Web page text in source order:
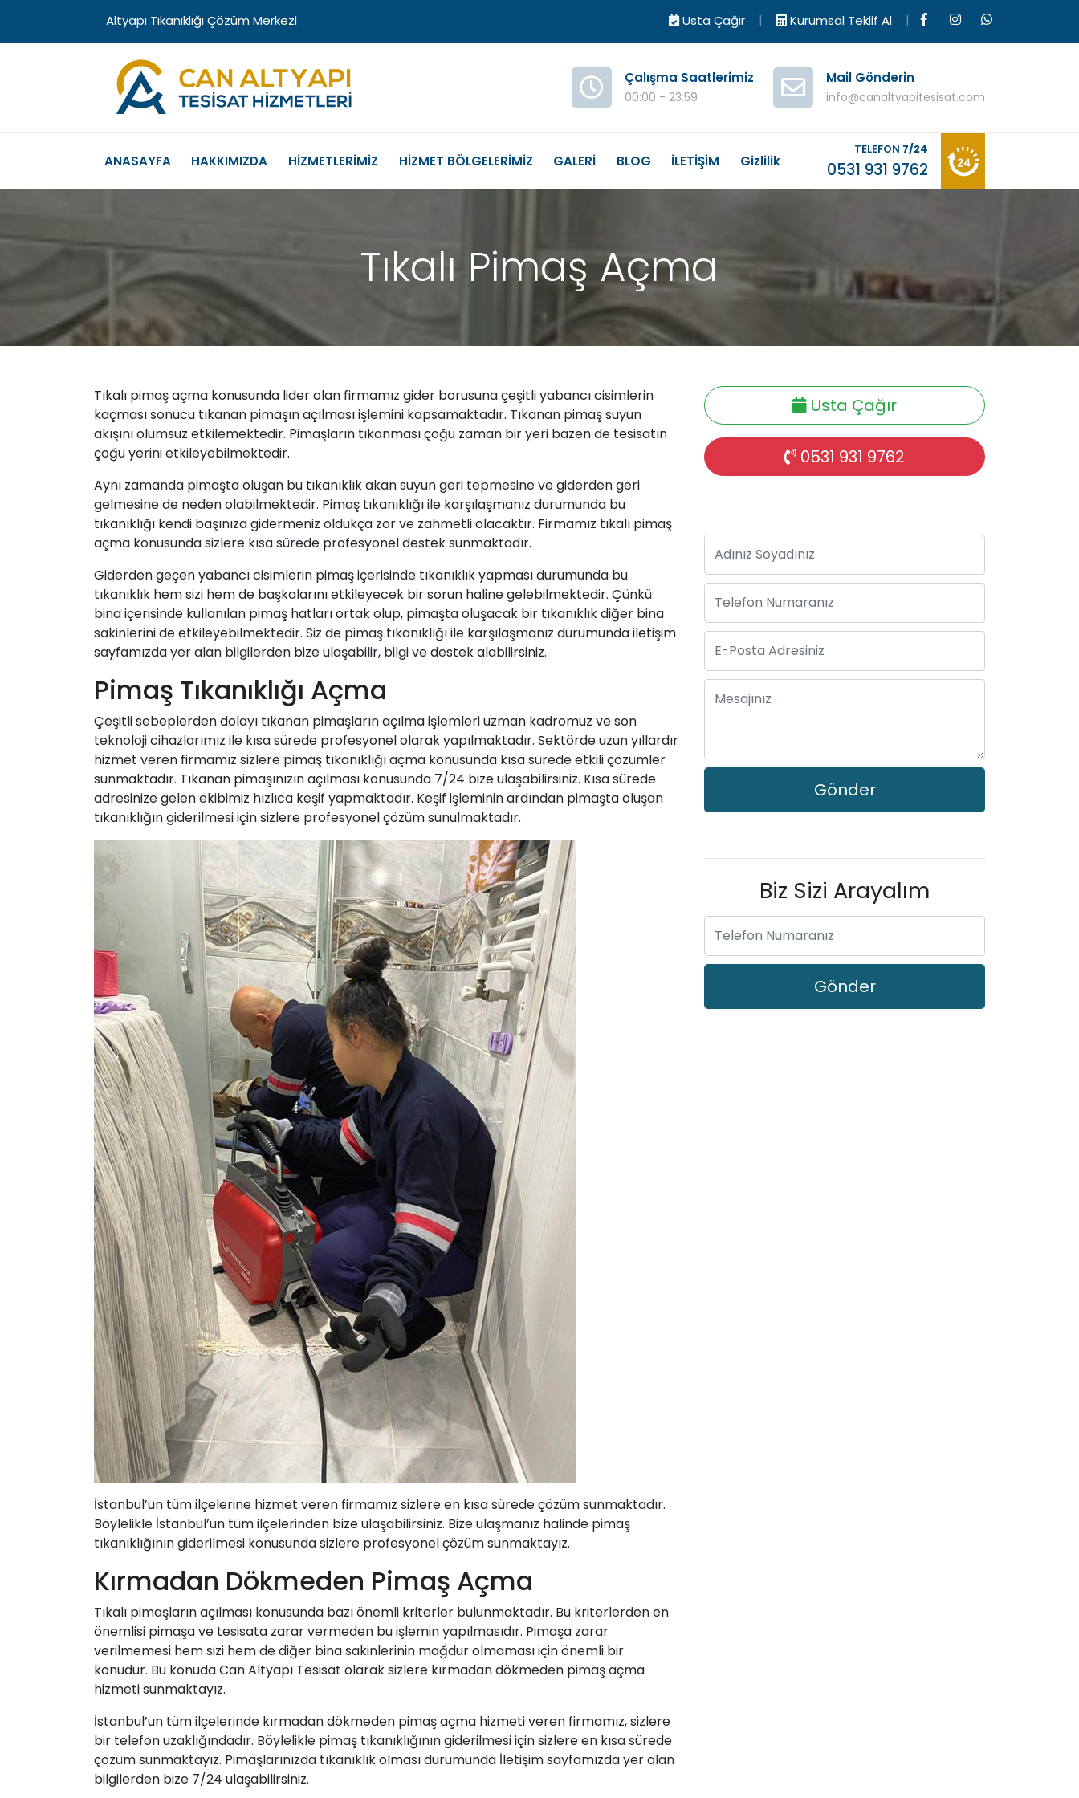
Altyapı Tıkanıklığı Çözüm Merkezi Usta Çağır | Kurumsal Teklif Al |
Çalışma Saatlerimiz
00:00 - 23:59
Mail Gönderin
info@canaltyapitesisat.com
ANASAYFA HAKKIMIZDA HİZMETLERİMİZ HİZMET BÖLGELERİMİZ GALERİ BLOG İLETİŞİM Gizlilik
TELEFON 7/24
0531 931 9762
Tıkalı Pimaş Açma
Tıkalı pimaşaçma konusunda lider olan firmamız gider borusuna çeşitli yabancı cisimlerin
kaçması sonucu tıkanan pimaşın açılması işlemini kapsamaktadır. Tıkanan pimaş suyun
akışını olumsuz etkilemektedir. Pimaşların tıkanması çoğu zaman bir yeri bazen de tesisatın
çoğu yerini etkileyebilmektedir.
Aynı zamanda pimaşta oluşan bu tıkanıklıkakan suyun geri tepmesine ve giderden geri
gelmesine de neden olabilmektedir. Pimaş tıkanıklığı ile karşılaşmanız durumunda bu
tıkanıklığı kendi başınıza gidermeniz oldukça zor ve zahmetli olacaktır. Firmamız tıkalı pimaş
açma konusunda sizlere kısa sürede profesyonel destek sunmaktadır.
Giderden geçen yabancı cisimlerin pimaş içerisinde tıkanıklık yapması durumunda bu
tıkanıklık hem sizi hem de başkalarını etkileyecek bir sorun haline gelebilmektedir. Çünkü
bina içerisinde kullanılan pimaş hatları ortak olup, pimaşta oluşacak bir tıkanıklık diğer bina
sakinlerini de etkileyebilmektedir. Siz de pimaş tıkanıklığı ile karşılaşmanız durumundailetişim
sayfamızda yer alan bilgilerden bize ulaşabilir, bilgi ve destek alabilirsiniz.
Pimaş Tıkanıklığı Açma
Çeşitli sebeplerden dolayı tıkanan pimaşların açılma işlemleri uzman kadromuz ve son
teknoloji cihazlarımız ile kısa sürede profesyonel olarak yapılmaktadır. Sektörde uzun yıllardır
hizmet veren firmamız sizlere pimaş tıkanıklığı açma konusunda kısa sürede etkili çözümler
sunmaktadır. Tıkanan pimaşınızın açılması konusunda 7/24 bize ulaşabilirsiniz. Kısa sürede
adresinize gelen ekibimiz hızlıca keşif yapmaktadır. Keşif işleminin ardından pimaşta oluşan
tıkanıklığın giderilmesi için sizlere profesyonel çözüm sunulmaktadır.
İstanbul’un tüm ilçelerine hizmet veren firmamız sizlere en kısa sürede çözüm sunmaktadır.
Böylelikle İstanbul’un tüm ilçelerinden bize ulaşabilirsiniz. Bize ulaşmanız halinde pimaş
tıkanıklığının giderilmesi konusunda sizlere profesyonel çözüm sunmaktayız.
Kırmadan Dökmeden Pimaş Açma
Tıkalı pimaşların açılması konusunda bazı önemli kriterler bulunmaktadır. Bu kriterlerden en
önemlisi pimaşa ve tesisata zarar vermeden bu işlemin yapılmasıdır. Pimaşa zarar
verilmemesi hem sizi hem de diğer bina sakinlerinin mağdur olmaması için önemli bir
konudur. Bu konuda Can Altyapı Tesisat olarak sizlere kırmadan dökmeden pimaş açma
hizmeti sunmaktayız.
İstanbul’un tüm ilçelerinde kırmadan dökmeden pimaş açma hizmeti veren firmamız, sizlere
bir telefon uzaklığındadır. Böylelikle pimaş tıkanıklığının giderilmesi için sizlere en kısa sürede
çözüm sunmaktayız. Pimaşlarınızda tıkanıklık olması durumunda İletişim sayfamızda yer alan
bilgilerden bize 7/24 ulaşabilirsiniz.
Usta Çağır
0531 931 9762
Biz Sizi Arayalım